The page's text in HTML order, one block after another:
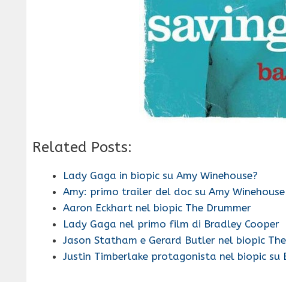
Related Posts:
Lady Gaga in biopic su Amy Winehouse?
Amy: primo trailer del doc su Amy Winehouse
Aaron Eckhart nel biopic The Drummer
Lady Gaga nel primo film di Bradley Cooper
Jason Statham e Gerard Butler nel biopic
Justin Timberlake protagonista nel biopic su